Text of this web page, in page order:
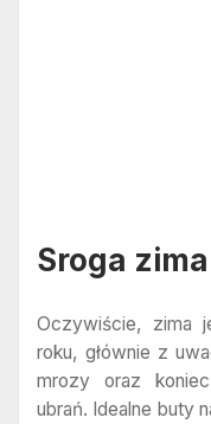
Sroga zima
Oczywiście, zima
roku, głównie z
mrozy oraz
ubrań. Idealne buty